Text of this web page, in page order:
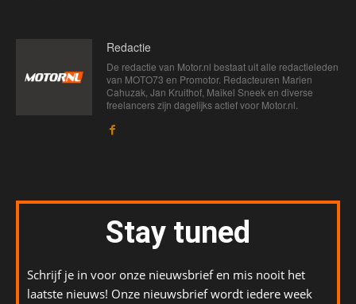
Redactie
De redactie van Motor.nl bestaat uit alle redactieleden
van MOTO73 en Promotor. Redacteuren Marien
Cahuzak, Jan Kruithof, Maikel Sneek en diverse
freelancers zijn dagelijks actief voor Motor.nl.
Stay tuned
Schrijf je in voor onze nieuwsbrief en mis nooit het
laatste nieuws! Onze nieuwsbrief wordt iedere week